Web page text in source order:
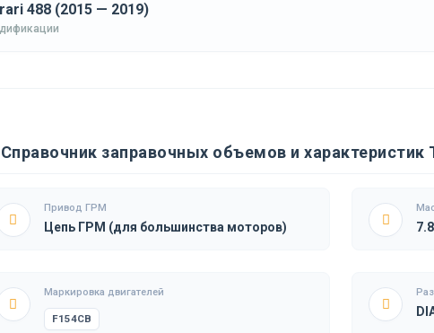
488 (2015 — 2019)
заправочных объемов и характеристик
Привод ГРМ
Цепь ГРМ (для большинства моторов)
Маркировка двигателей
F154CB